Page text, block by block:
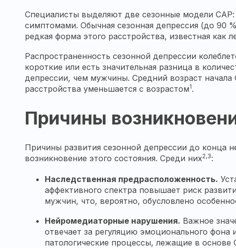
Специалисты выделяют две сезонные модели САР:
симптомами. Обычная сезонная депрессия (до 90
редкая форма этого расстройства, известная как
Распространенность сезонной депрессии
короткие или есть значительная разница в
депрессии, чем мужчины. Средний возраст начала
расстройства уменьшается с возрастом1.
Причины
Причины развития сезонной депрессии до конца
возникновение этого состояния. Среди них2,3:
Наследственная предрасположенность.
аффективного спектра повышает риск
мужчин, что, вероятно, обусловлено
Нейромедиаторные нарушения. Важное
отвечает за регуляцию эмоционального
патологические процессы, лежащие в основе